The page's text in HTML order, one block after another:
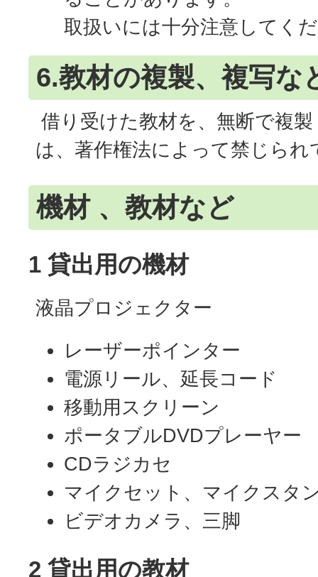
取扱いには十分注意してく
6.教材の複製、複写な
借り受けた教材を、無断で複
は、著作権法によって禁じられ
機材 、教材など
1 貸出用の機材
液晶プロジェクター
レーザーポインター
電源リール、延長コード
移動用スクリーン
ポータブルDVDプレーヤー
CDラジカセ
マイクセット、マイクスタ
ビデオカメラ、三脚
2 貸出用の教材